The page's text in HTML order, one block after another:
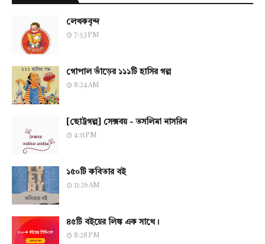
লেখকবৃন্দ
7:53 PM
গোপাল ভাঁড়ের ১১১টি হাসির গল্প
8:24 AM
[ছোট্টগল্প] সেক্সবয় - তসলিমা নাসরিন
4:11 PM
১৫০টি কবিতার বই
11:26 AM
৪৫টি বইয়ের লিঙ্ক এক সাথে।
8:28 PM